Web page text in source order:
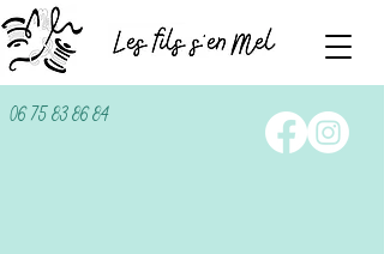
06 75 83 86 84